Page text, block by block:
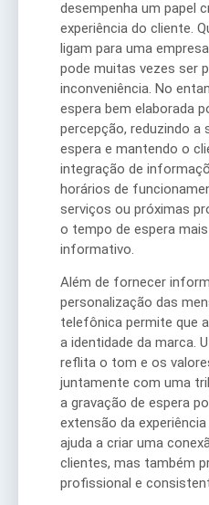
desempenha um papel
experiência do cliente.
ligam para uma
pode muitas vezes ser
inconveniência. No
espera bem elaborada
percepção, reduzindo a
espera e mantendo o
integração de
horários de
serviços ou próximas
o tempo de espera
informativo.
Além de fornecer
personalização das
telefônica permite que
a identidade da marca.
reflita o tom e os
juntamente com uma
a gravação de espera
extensão da
ajuda a criar uma
clientes, mas também
profissional e